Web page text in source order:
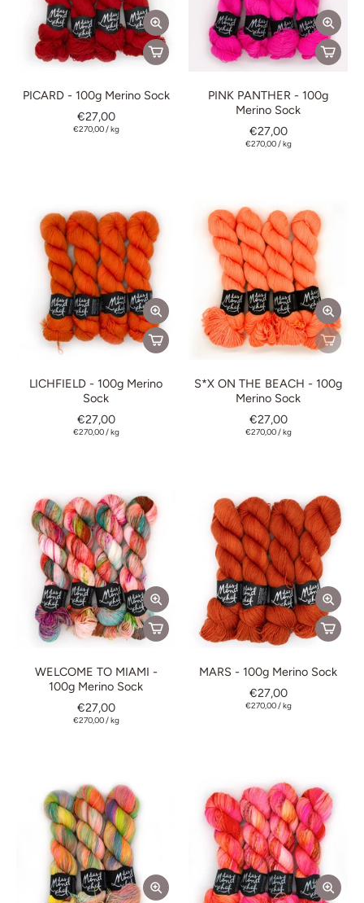
PICARD - 100g Merino Sock
€27,00
€270,00/kg
PINK PANTHER - 100g
Merino Sock
€27,00
€270,00/kg
LICHFIELD - 100g Merino
Sock
€27,00
€270,00/kg
S*X ON THE BEACH - 100g
Merino Sock
€27,00
€270,00/kg
WELCOME TO MIAMI -
100g Merino Sock
€27,00
€270,00/kg
MARS - 100g Merino Sock
€27,00
€270,00/kg